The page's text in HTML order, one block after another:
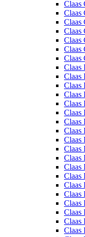
Claas
Claas
Claas
Claas
Claas
Claas
Claas
Claas
Claas
Claas
Claas
Claas
Claas
Claas
Claas
Claas